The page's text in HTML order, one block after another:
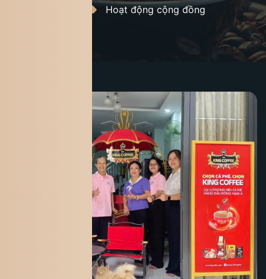
Hoạt động cộng đồng